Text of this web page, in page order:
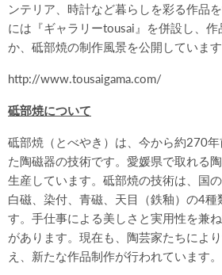
ンテリア、時計など暮らしを彩る作品
には『ギャラリーtousai』を併設し、
か、砥部焼の制作風景を公開しています
http://www.tousaigama.com/
砥部焼について
砥部焼（とべやき）は、今から約270
た陶磁器の技術です。愛媛県で取れる
生産しています。砥部焼の技術は、国
白磁、染付、青磁、天目（鉄釉）の4種
す。手仕事による美しさと実用性を兼
があります。現在も、陶芸家たちによ
え、新たな作品制作が行われています。